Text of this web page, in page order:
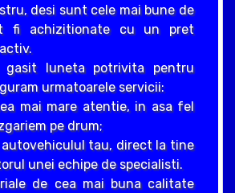
desi sunt cele mai bune de
fi achizitionate cu un pret
gasit luneta potrivita pentru
urmatoarele servicii:
mai mare atentie, in asa fel
pe drum;
autovehiculul tau, direct la tine
unei echipe de specialisti.
de cea mai buna calitate